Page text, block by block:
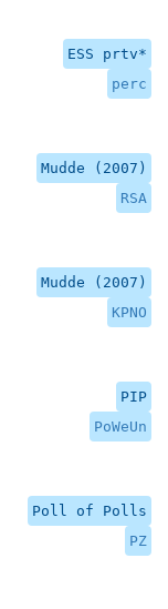
ESS prtv*
perc
Mudde (2007)
RSA
Mudde (2007)
KPNO
PIP
PoWeUn
Poll of Polls
PZ